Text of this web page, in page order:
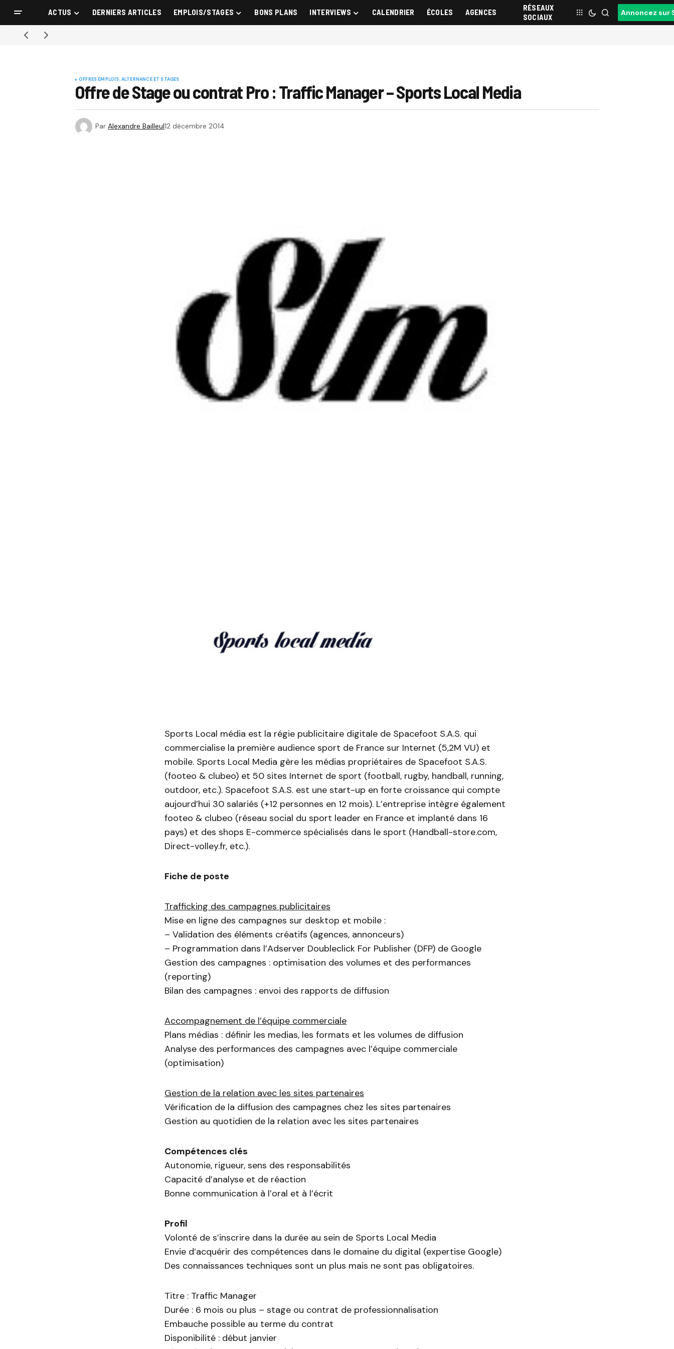
ACTUS DERNIERS ARTICLES EMPLOIS/STAGES BONS PLANS INTERVIEWS CALENDRIER ÉCOLES AGENCES
RÉSEAUX
SOCIAUX
Annoncez sur
OFFRES EMPLOIS, ALTERNANCE ET STAGES
Offre de Stage ou contrat Pro : Traffic Manager – Sports Local Media
Par Alexandre Bailleul12 décembre 2014
Sports Local média est la régie publicitaire digitale de Spacefoot S.A.S. qui
commercialise la première audience sport de France sur Internet (5,2M VU) et
mobile. Sports Local Media gère les médias propriétaires de Spacefoot S.A.S.
(footeo & clubeo) et 50 sites Internet de sport (football, rugby, handball, running,
outdoor, etc.). Spacefoot S.A.S. est une start-up en forte croissance qui compte
aujourd’hui 30 salariés (+12 personnes en 12 mois). L’entreprise intègre également
footeo & clubeo (réseau social du sport leader en France et implanté dans 16
pays) et des shops E-commerce spécialisés dans le sport (Handball-store.com,
Direct-volley.fr, etc.).
Fiche de poste
Trafficking des campagnes publicitaires
Mise en ligne des campagnes sur desktop et mobile :
– Validation des éléments créatifs (agences, annonceurs)
– Programmation dans l’Adserver Doubleclick For Publisher (DFP) de Google
Gestion des campagnes : optimisation des volumes et des performances
(reporting)
Bilan des campagnes : envoi des rapports de diffusion
Accompagnement de l’équipe commerciale
Plans médias : définir les medias, les formats et les volumes de diffusion
Analyse des performances des campagnes avec l’équipe commerciale
(optimisation)
Gestion de la relation avec les sites partenaires
Vérification de la diffusion des campagnes chez les sites partenaires
Gestion au quotidien de la relation avec les sites partenaires
Compétences clés
Autonomie, rigueur, sens des responsabilités
Capacité d’analyse et de réaction
Bonne communication à l’oral et à l’écrit
Profil
Volonté de s’inscrire dans la durée au sein de Sports Local Media
Envie d’acquérir des compétences dans le domaine du digital (expertise Google)
Des connaissances techniques sont un plus mais ne sont pas obligatoires.
Titre : Traffic Manager
Durée : 6 mois ou plus – stage ou contrat de professionnalisation
Embauche possible au terme du contrat
Disponibilité : début janvier